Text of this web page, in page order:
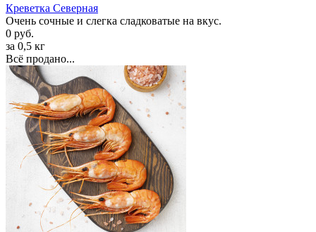
Креветка Cеверная
Очень сочные и слегка сладковатые на вкус.
0 руб.
за 0,5 кг
Всё продано...